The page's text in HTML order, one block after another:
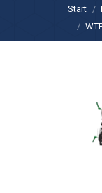
Sie befinden sich
Start